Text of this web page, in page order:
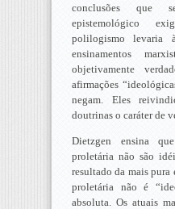
conclusões que
epistemológico
polilogismo levaria
ensinamentos
objetivamente
afirmações
negam. Eles
doutrinas o caráter de
Dietzgen ensina
proletária não são
resultado da mais
proletária não é
absoluta. Os atuais